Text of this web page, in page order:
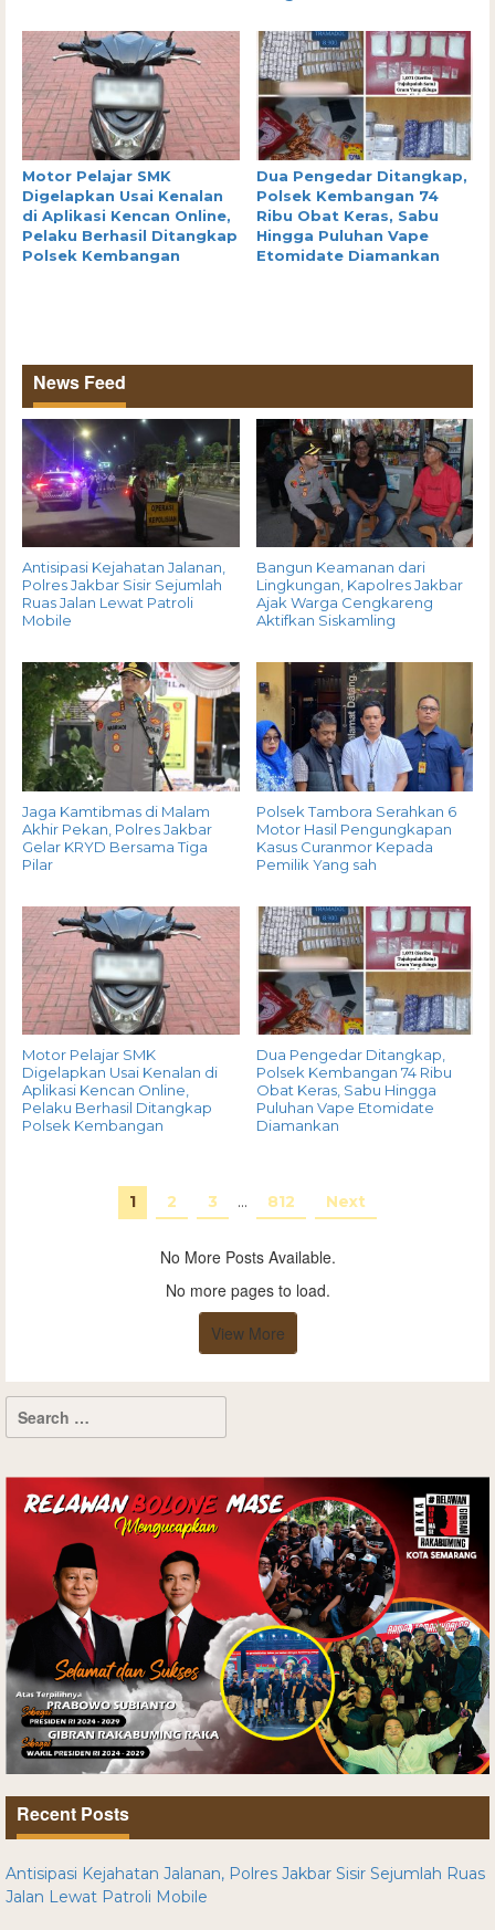
Motor Pelajar SMK
Digelapkan Usai Kenalan
di Aplikasi Kencan Online,
Pelaku Berhasil Ditangkap
Polsek Kembangan
Dua Pengedar Ditangkap,
Polsek Kembangan 74
Ribu Obat Keras, Sabu
Hingga Puluhan Vape
Etomidate Diamankan
News Feed
Antisipasi Kejahatan Jalanan,
Polres Jakbar Sisir Sejumlah
Ruas Jalan Lewat Patroli
Mobile
Bangun Keamanan dari
Lingkungan, Kapolres Jakbar
Ajak Warga Cengkareng
Aktifkan Siskamling
Jaga Kamtibmas di Malam
Akhir Pekan, Polres Jakbar
Gelar KRYD Bersama Tiga
Pilar
Polsek Tambora Serahkan 6
Motor Hasil Pengungkapan
Kasus Curanmor Kepada
Pemilik Yang sah
Motor Pelajar SMK
Digelapkan Usai Kenalan di
Aplikasi Kencan Online,
Pelaku Berhasil Ditangkap
Polsek Kembangan
Dua Pengedar Ditangkap,
Polsek Kembangan 74 Ribu
Obat Keras, Sabu Hingga
Puluhan Vape Etomidate
Diamankan
1 2 3 … 812 Next
No More Posts Available.
No more pages to load.
View More
Recent Posts
Antisipasi Kejahatan Jalanan, Polres Jakbar Sisir Sejumlah Ruas
Jalan Lewat Patroli Mobile